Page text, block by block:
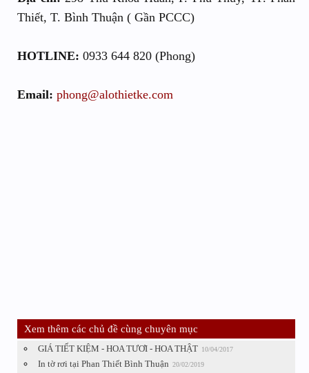
Thiết, T. Bình Thuận ( Gần PCCC)
HOTLINE: 0933 644 820 (Phong)
Email: phong@alothietke.com
Xem thêm các chủ đề cùng chuyên mục
GIÁ TIẾT KIỆM - HOA TƯƠI - HOA THẬT 10/04/2017
In tờ rơi tại Phan Thiết Bình Thuận 20/02/2019